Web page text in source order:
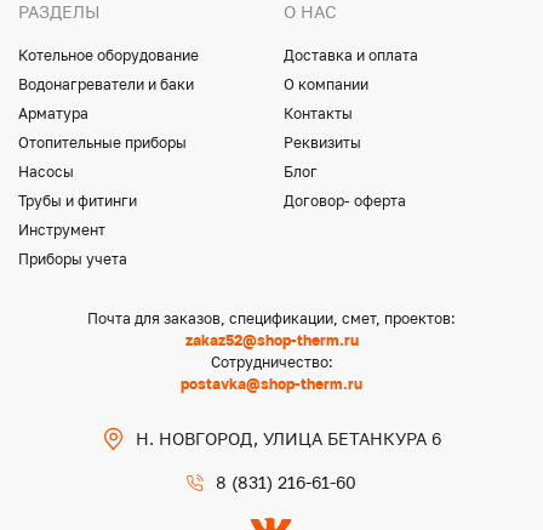
РАЗДЕЛЫ
Котельное оборудование
Водонагреватели и баки
Арматура
Отопительные приборы
Насосы
Трубы и фитинги
Инструмент
Приборы учета
О НАС
Доставка и оплата
О компании
Контакты
Реквизиты
Блог
Договор- оферта
Почта для заказов, спецификации, смет, проектов:
zakaz52@shop-therm.ru
Сотрудничество:
postavka@shop-therm.ru
Н. НОВГОРОД, УЛИЦА БЕТАНКУРА 6
8 (831) 216-61-60